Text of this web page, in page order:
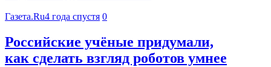
Газета.Ru4 года спустя 0
Российские учёные придумали,
как сделать взгляд роботов умнее